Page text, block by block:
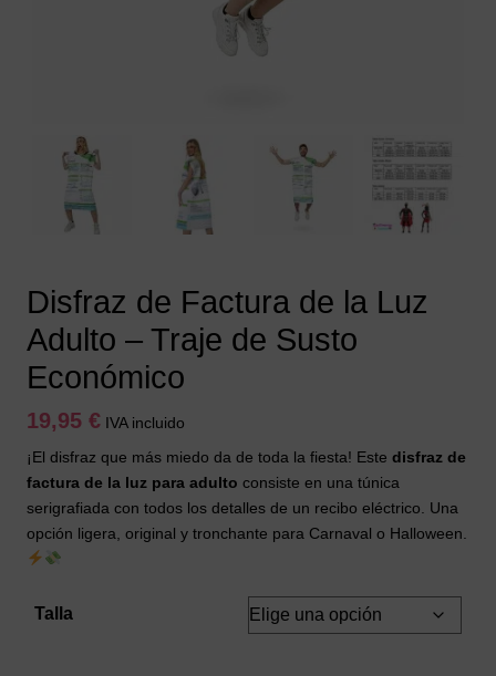
Disfraz de Factura de la Luz
Adulto – Traje de Susto
Económico
19,95 € IVA incluido
¡El disfraz que más miedo da de toda la fiesta! Este disfraz de
factura de la luz para adulto consiste en una túnica
serigrafiada con todos los detalles de un recibo eléctrico. Una
opción ligera, original y tronchante para Carnaval o Halloween.
Talla